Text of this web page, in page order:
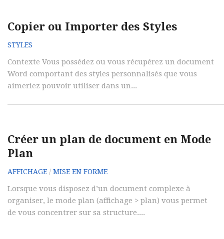
Copier ou Importer des Styles
STYLES
Contexte Vous possédez ou vous récupérez un document
Word comportant des styles personnalisés que vous
aimeriez pouvoir utiliser dans un...
Créer un plan de document en Mode
Plan
AFFICHAGE / MISE EN FORME
Lorsque vous disposez d’un document complexe à
organiser, le mode plan (affichage > plan) vous permet
de vous concentrer sur sa structure....